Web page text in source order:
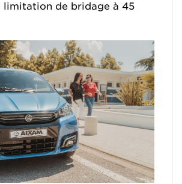
limitation de bridage à 45